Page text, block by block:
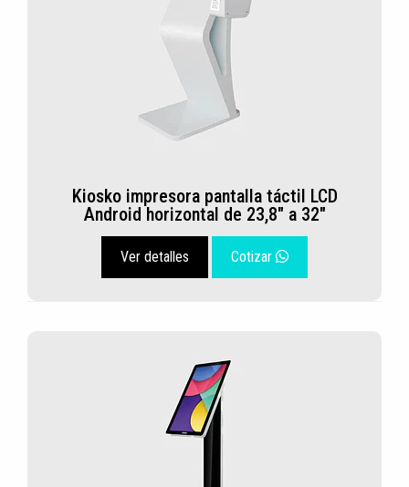
Kiosko impresora pantalla táctil LCD
Android horizontal de 23,8" a 32"
Ver detalles Cotizar